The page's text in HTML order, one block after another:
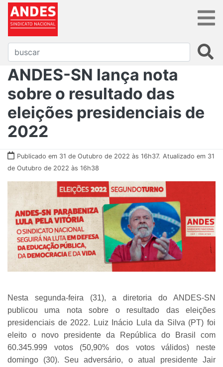
ANDES-SN lança nota
sobre o resultado das
eleições presidenciais de
2022
Publicado em 31 de Outubro de 2022 às 16h37. Atualizado em 31
de Outubro de 2022 às 16h38
Nesta segunda-feira (31), a diretoria do ANDES-SN
publicou uma nota sobre o resultado das eleições
presidenciais de 2022. Luiz Inácio Lula da Silva (PT) foi
eleito o novo presidente da República do Brasil com
60.345.999 votos (50,90% dos votos válidos) neste
domingo (30). Seu adversário, o atual presidente Jair